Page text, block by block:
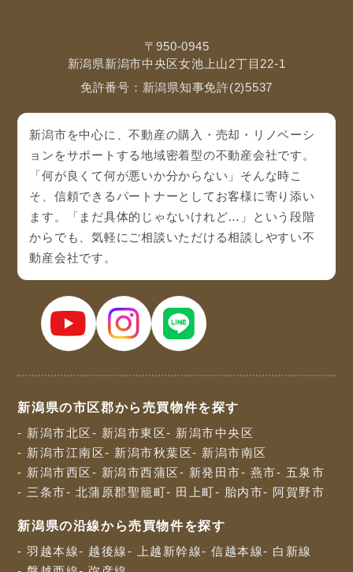
〒950-0945
新潟県新潟市中央区女池上山2丁目22-1
免許番号：新潟県知事免許(2)5537
新潟市を中心に、不動産の購入・売却・リノベーシ
ョンをサポートする地域密着型の不動産会社です。
「何が良くて何が悪いか分からない」そんな時こ
そ、信頼できるパートナーとしてお客様に寄り添い
ます。「まだ具体的じゃないけれど…」という段階
からでも、気軽にご相談いただける相談しやすい不
動産会社です。
新潟県の市区郡から売買物件を探す
- 新潟市北区 - 新潟市東区- 新潟市中央区
- 新潟市江南区- 新潟市秋葉区- 新潟市南区
- 新潟市西区 - 新潟市西蒲区 - 新発田市- 燕市- 五泉市
- 三条市- 北蒲原郡聖籠町- 田上町- 胎内市- 阿賀野市
新潟県の沿線から売買物件を探す
- 羽越本線- 越後線- 上越新幹線- 信越本線- 白新線